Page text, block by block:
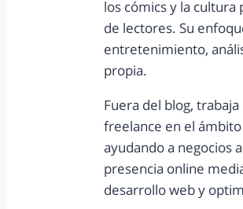
los cómics y la cultura
de lectores. Su
entretenimiento,
propia.
Fuera del blog,
freelance en el
ayudando a negocios
presencia online
desarrollo web y